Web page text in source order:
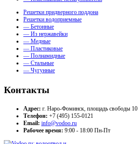
Решетки придверного поддона
Решетки водоприемные
— Бетонные
— Из нержавейки
— Медные
— Пластиковые
— Полиамидные
— Стальные
— Чугунные
Контакты
Адрес: г. Наро-Фоминск, площадь свободы 10
Телефон: +7 (495) 155-0121
Email: info@vodoo.ru
Рабочее время: 9:00 - 18:00 Пн-Пт